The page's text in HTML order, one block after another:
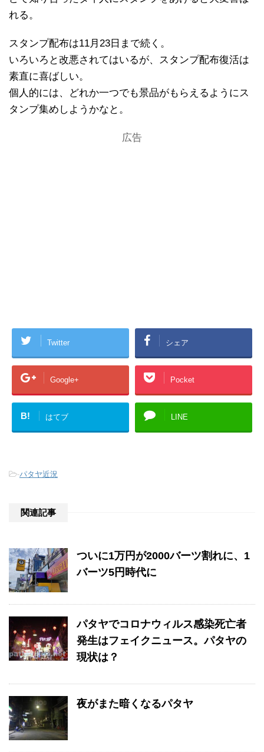
れる。
スタンプ配布は11月23日まで続く。
いろいろと改悪されてはいるが、スタンプ配布復活は
素直に喜ばしい。
個人的には、どれか一つでも景品がもらえるようにス
タンプ集めしようかなと。
広告
Twitter シェア
Google+ Pocket
B! はてブ LINE
-パタヤ近況
関連記事
ついに1万円が2000バーツ割れに、1
バーツ5円時代に
パタヤでコロナウィルス感染死亡者
発生はフェイクニュース。パタヤの
現状は？
夜がまた暗くなるパタヤ